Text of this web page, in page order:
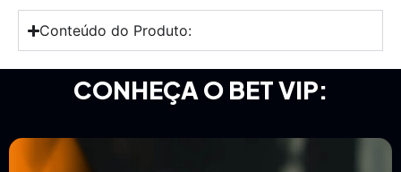
Conteúdo do Produto:
CONHEÇA O BET VIP: